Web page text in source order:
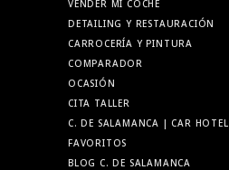
VENDER MI COCHE
DETAILING Y RESTAURACIÓN
CARROCERÍA Y PINTURA
COMPARADOR
OCASIÓN
CITA TALLER
C. DE SALAMANCA | CAR HOTEL
FAVORITOS
BLOG C. DE SALAMANCA